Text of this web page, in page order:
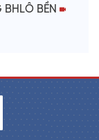
BHLÔ BỀN